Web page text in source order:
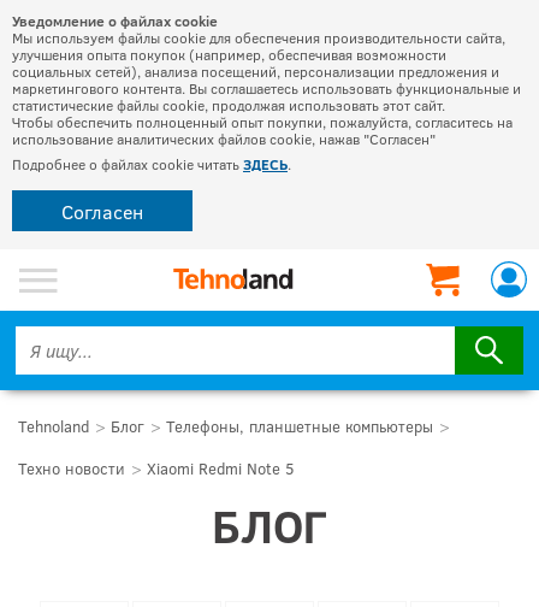
Уведомление о файлах cookie
Мы используем файлы cookie для обеспечения производительности сайта,
улучшения опыта покупок (например, обеспечивая возможности
социальных сетей), анализа посещений, персонализации предложения и
маркетингового контента. Вы соглашаетесь использовать функциональные и
статистические файлы cookie, продолжая использовать этот сайт.
Чтобы обеспечить полноценный опыт покупки, пожалуйста, согласитесь на
использование аналитических файлов cookie, нажав "Согласен"
Подробнее о файлах cookie читатьЗДЕСЬ.
Согласен
Tehnoland Блог
Телефоны, планшетные компьютеры
Техно новости
Xiaomi Redmi Note 5
БЛОГ